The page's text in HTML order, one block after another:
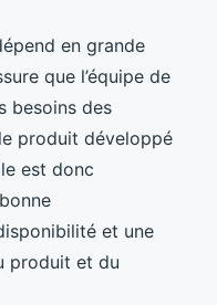
en grande
que l’équipe de
besoins des
produit développé
est donc
et une
produit et du